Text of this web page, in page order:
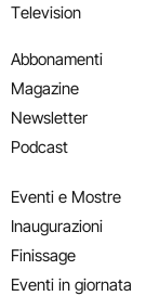
Television
Abbonamenti
Magazine
Newsletter
Podcast
Eventi e Mostre
Inaugurazioni
Finissage
Eventi in giornata